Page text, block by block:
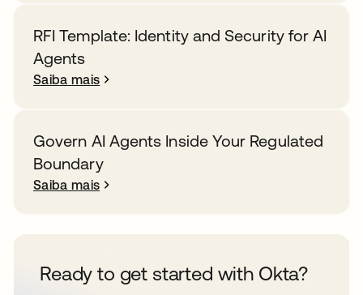
RFI Template: Identity and Security for AI
Agents
Saiba mais
Govern AI Agents Inside Your Regulated
Boundary
Saiba mais
Ready to get started with Okta?